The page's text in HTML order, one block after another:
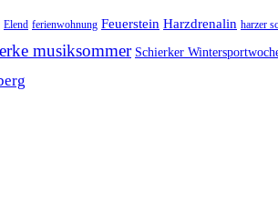
Elend ferienwohnung Feuerstein Harzdrenalin harzer
musiksommer Schierker